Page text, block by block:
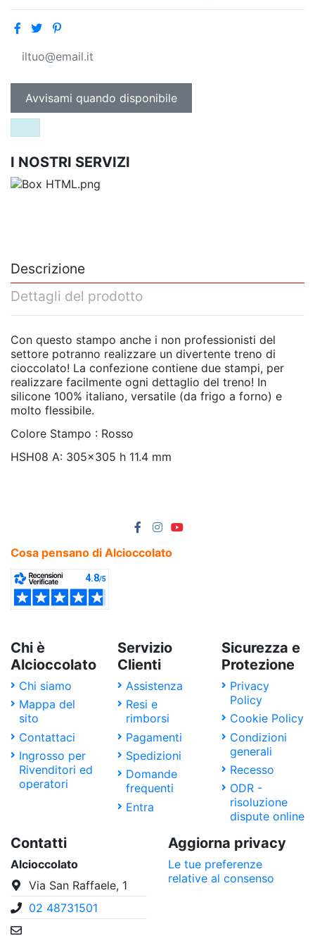
I NOSTRI SERVIZI
Descrizione
Dettagli del prodotto
Con questo stampo anche i non professionisti del
settore potranno realizzare un divertente treno di
cioccolato! La confezione contiene due stampi, per
realizzare facilmente ogni dettaglio del treno! In
silicone 100% italiano, versatile (da frigo a forno) e
molto flessibile.
Colore Stampo : Rosso
HSH08 A: 305x305 h 11.4 mm
Cosa pensano di Alcioccolato
Chi è
Alcioccolato
Chi siamo
Mappa del
sito
Contattaci
Ingrosso per
Rivenditori ed
operatori
Servizio
Clienti
Assistenza
Resi e
rimborsi
Pagamenti
Spedizioni
Domande
frequenti
Entra
Sicurezza e
Protezione
Privacy
Policy
Cookie Policy
Condizioni
generali
Recesso
ODR -
risoluzione
dispute online
Contatti
Alcioccolato
Via San Raffaele, 1
02 48731501
Aggiorna privacy
Le tue preferenze
relative al consenso